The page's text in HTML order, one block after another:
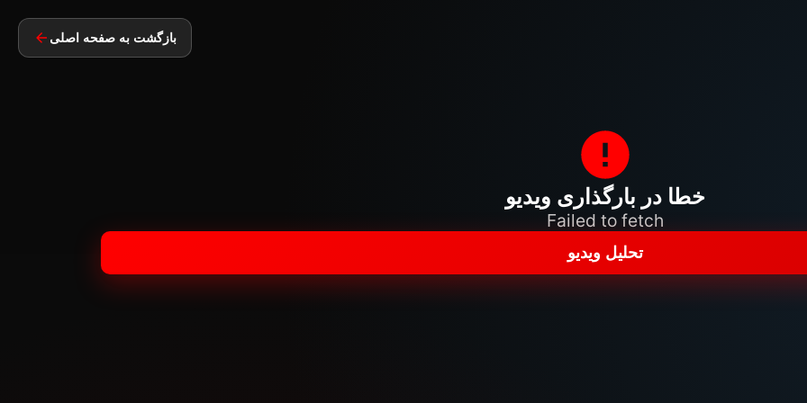
بازگشت به صفحه اصلی
خطا در بارگذاری ویدیو
Failed to fetch
تحلیل ویدیو